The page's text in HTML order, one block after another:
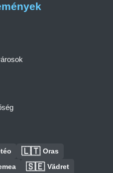
🇱🇹 Oras
🇸🇪 Vädret